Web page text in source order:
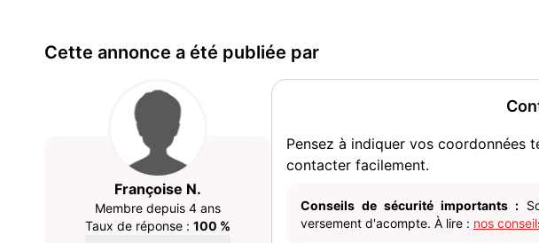
Cette annonce a été publiée par
Françoise N.
Membre depuis 4 ans
Taux de réponse : 100 %
Pensez à indiquer vos coordonnées
contacter facilement.
Conseils de sécurité importants :
versement d'acompte. À lire : nos